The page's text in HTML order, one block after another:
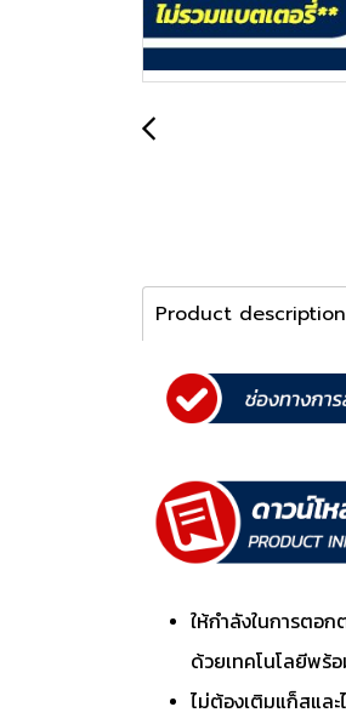
Product description
ให้กำลังในการตอ
ด้วยเทคโนโลยีพร้
ไม่ต้องเติมแก็สแล